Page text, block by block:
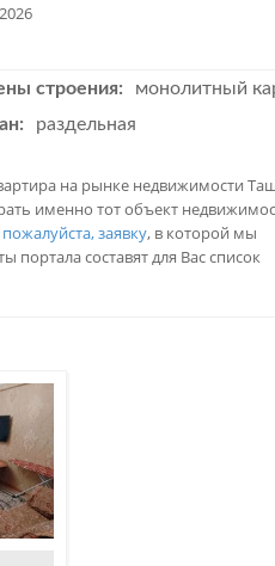
строения:
монолитный
раздельная
на рынке недвижимости
именно тот объект
заявку, в которой мы
составят для Вас список